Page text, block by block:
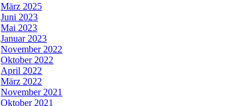
März 2025
Juni 2023
Mai 2023
Januar 2023
November 2022
Oktober 2022
April 2022
März 2022
November 2021
Oktober 2021